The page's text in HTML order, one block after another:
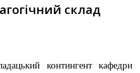
склад
контингент кафедри